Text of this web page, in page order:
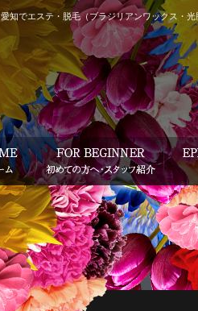
愛知でエステ・脱毛（ブラジリアンワックス・